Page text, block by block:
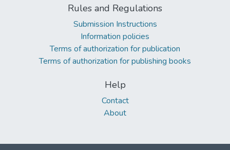
Rules and Regulations
Submission Instructions
Information policies
Terms of authorization for publication
Terms of authorization for publishing books
Help
Contact
About